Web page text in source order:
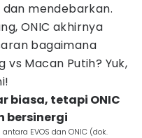
mendebarkan.
ONIC akhirnya
bagaimana
vs Macan Putih? Yuk,
biasa, tetapi ONIC
bersinergi
EVOS dan ONIC (dok.